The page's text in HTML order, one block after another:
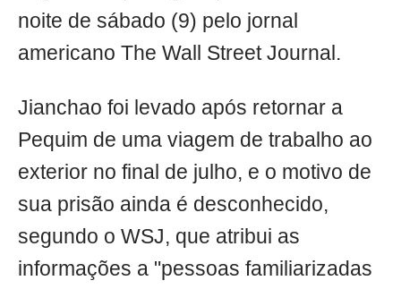
noite de sábado (9) pelo jornal
americano The Wall Street Journal.
Jianchao foi levado após retornar a
Pequim de uma viagem de trabalho ao
exterior no final de julho, e o motivo de
sua prisão ainda é desconhecido,
segundo o WSJ, que atribui as
informações a "pessoas familiarizadas